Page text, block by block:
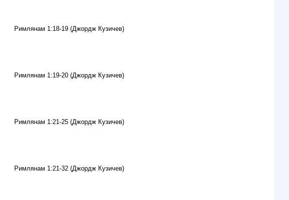
Римлянам 1:18-19 (Джордж Кузичев)
Римлянам 1:19-20 (Джордж Кузичев)
Римлянам 1:21-25 (Джордж Кузичев)
Римлянам 1:21-32 (Джордж Кузичев)